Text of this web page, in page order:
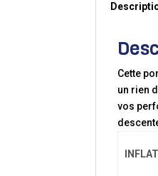
Cette
un rien
vos